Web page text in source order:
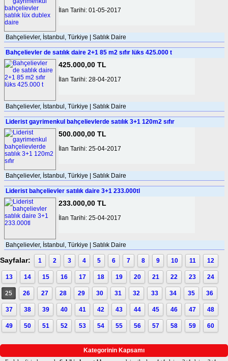
İlan Tarihi: 01-05-2017
Bahçelievler, İstanbul, Türkiye | Satılık Daire
Bahçelievler de satılık daire 2+1 85 m2 sıfır lüks 425.000 t
425.000,00 TL
İlan Tarihi: 28-04-2017
Bahçelievler, İstanbul, Türkiye | Satılık Daire
Liderist gayrimenkul bahçelievlerde satılık 3+1 120m2 sıfır
500.000,00 TL
İlan Tarihi: 25-04-2017
Bahçelievler, İstanbul, Türkiye | Satılık Daire
Liderist bahçelievler satılık daire 3+1 233.000tl
233.000,00 TL
İlan Tarihi: 25-04-2017
Bahçelievler, İstanbul, Türkiye | Satılık Daire
Sayfalar: 1 2 3 4 5 6 7 8 9 10 11 12
13 14 15 16 17 18 19 20 21 22 23 24
25 26 27 28 29 30 31 32 33 34 35 36
37 38 39 40 41 42 43 44 45 46 47 48
49 50 51 52 53 54 55 56 57 58 59 60
Kategorinin Kapsamı